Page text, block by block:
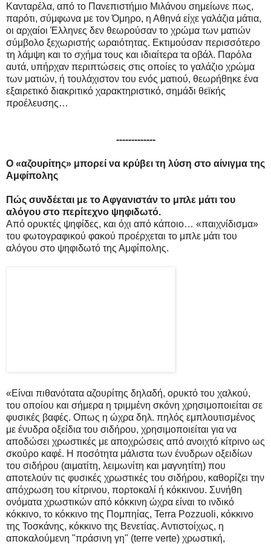
Κανταρέλα, από το Πανεπιστήμιο Μιλάνου σημείωνε πως,
παρότι, σύμφωνα με τον Όμηρο, η Αθηνά είχε γαλάζια μάτια,
οι αρχαίοι Έλληνες δεν θεωρούσαν το χρώμα των ματιών
σύμβολο ξεχωριστής ωραιότητας. Εκτιμούσαν περισσότερο
τη λάμψη και το σχήμα τους και ιδιαίτερα τα οβάλ. Παρόλα
αυτά, υπήρχαν περιπτώσεις στις οποίες το γαλάζιο χρώμα
των ματιών, ή τουλάχιστον του ενός ματιού, θεωρήθηκε ένα
εξαιρετικό διακριτικό χαρακτηριστικό, σημάδι θεϊκής
προέλευσης…
-------------
Ο «αζουρίτης» μπορεί να κρύβει τη λύση στο αίνιγμα της
Αμφίπολης
Πώς συνδέεται με το Αφγανιστάν το μπλε μάτι του
αλόγου στο περίτεχνο ψηφιδωτό.
Από ορυκτές ψηφίδες, και όχι από κάποιο… «παιχνίδισμα»
του φωτογραφικού φακού προέρχεται το μπλε μάτι του
αλόγου στο ψηφιδωτό της Αμφίπολης.
«Είναι πιθανότατα αζουρίτης δηλαδή, ορυκτό του χαλκού,
του οποίου και σήμερα η τριμμένη σκόνη χρησιμοποιείται σε
φυσικές βαφές. Οπως η ώχρα δηλ. πηλός εμπλουτισμένος
με ένυδρα οξείδια του σιδήρου, χρησιμοποιείται για να
αποδώσει χρωστικές με αποχρώσεις από ανοιχτό κίτρινο ως
σκούρο καφέ. Η ποσότητα μάλιστα των ένυδρων οξειδίων
του σιδήρου (αιματίτη, λειμωνίτη και μαγνητίτη) που
αποτελούν τις φυσικές χρωστικές του σιδήρου, καθορίζει την
απόχρωση του κίτρινου, πορτοκαλί ή κόκκινου. Συνήθη
ονόματα χρωστικών από κόκκινη ώχρα είναι το ινδικό
κόκκινο, το κόκκινο της Πομπηίας, Terra Pozzuoli, κόκκινο
της Τοσκάνης, κόκκινο της Βενετίας. Αντιστοίχως, η
αποκαλούμενη "πράσινη γη" (terre verte) χρωστική,